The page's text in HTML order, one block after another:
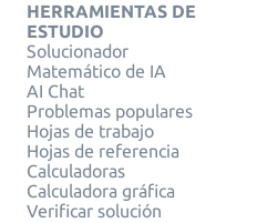
HERRAMIENTAS DE
ESTUDIO
Solucionador
Matemático de IA
AI Chat
Problemas populares
Hojas de trabajo
Hojas de referencia
Calculadoras
Calculadora gráfica
Verificar solución